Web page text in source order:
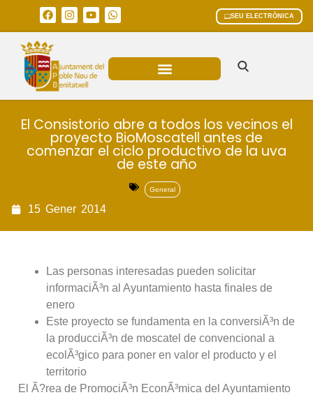
SEU ELECTRÒNICA
El Consistorio abre a todos los vecinos el
proyecto BioMoscatell antes de
comenzar el ciclo productivo de la uva
de este año
General
15 Gener 2014
Las personas interesadas pueden solicitar
informaciÃ³n al Ayuntamiento hasta finales de
enero
Este proyecto se fundamenta en la conversiÃ³n de
la producciÃ³n de moscatel de convencional a
ecolÃ³gico para poner en valor el producto y el
territorio
El Ã?rea de PromociÃ³n EconÃ³mica del Ayuntamiento